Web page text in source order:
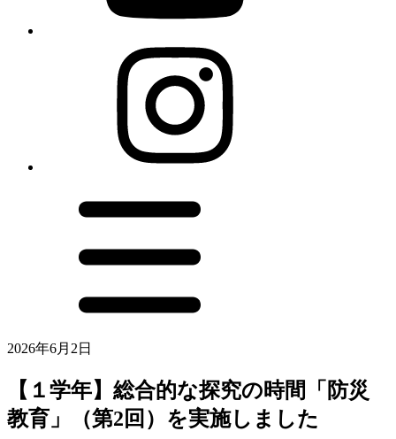
2026年6月2日
【１学年】総合的な探究の時間「防災
教育」（第2回）を実施しました